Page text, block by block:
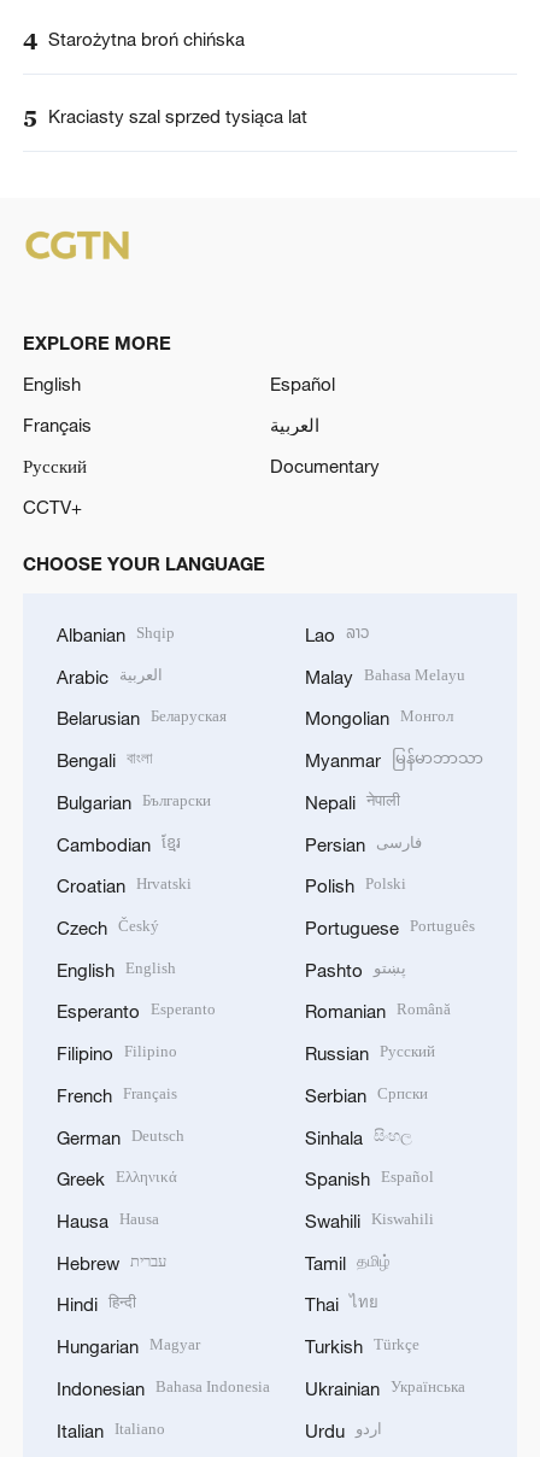
4 Starożytna broń chińska
5 Kraciasty szal sprzed tysiąca lat
EXPLORE MORE
English
Español
Français
العربية
Русский
Documentary
CCTV+
CHOOSE YOUR LANGUAGE
Albanian Shqip
Arabic العربية
Belarusian Беларуская
Bengali বাংলা
Bulgarian Български
Cambodian ខ្មែរ
Croatian Hrvatski
Czech Český
English English
Esperanto Esperanto
Filipino Filipino
French Français
German Deutsch
Greek Ελληνικά
Hausa Hausa
Hebrew עברית
Hindi हिन्दी
Hungarian Magyar
Indonesian Bahasa Indonesia
Italian Italiano
Lao ລາວ
Malay Bahasa Melayu
Mongolian Монгол
Myanmar မြန်မာဘာသာ
Nepali नेपाली
Persian فارسی
Polish Polski
Portuguese Português
Pashto پښتو
Romanian Română
Russian Русский
Serbian Српски
Sinhala සිංහල
Spanish Español
Swahili Kiswahili
Tamil தமிழ்
Thai ไทย
Turkish Türkçe
Ukrainian Українська
Urdu اردو